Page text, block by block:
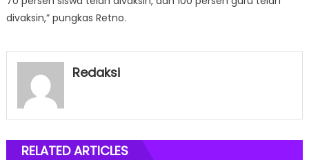
divaksin,” pungkas Retno.
Redaksi
RELATED ARTICLES